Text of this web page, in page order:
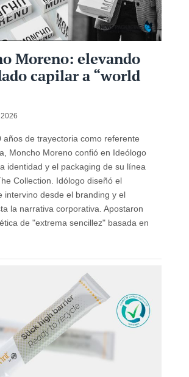
Moreno: elevando
capilar a “world
años de trayectoria como referente
Moncho Moreno confió en Ideólogo
identidad y el packaging de su línea
Collection. Idólogo diseñó el
intervino desde el branding y el
la narrativa corporativa. Apostaron
de "extrema sencillez" basada en